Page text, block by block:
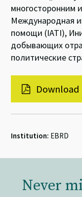
многосторонним
Международная
помощи (IATI),
добывающих
политические
Download
Institution: EBRD
Never